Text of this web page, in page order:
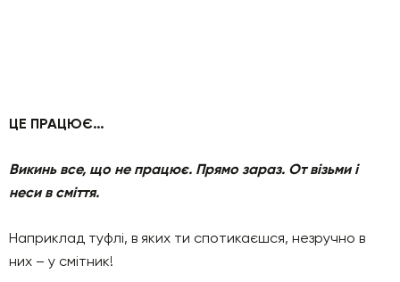
ЦЕ ПРАЦЮЄ…
Викинь все, що не працює. Прямо зараз. От візьми і
неси в сміття.
Наприклад туфлі, в яких ти спотикаєшся, незручно в
них – у смітник!